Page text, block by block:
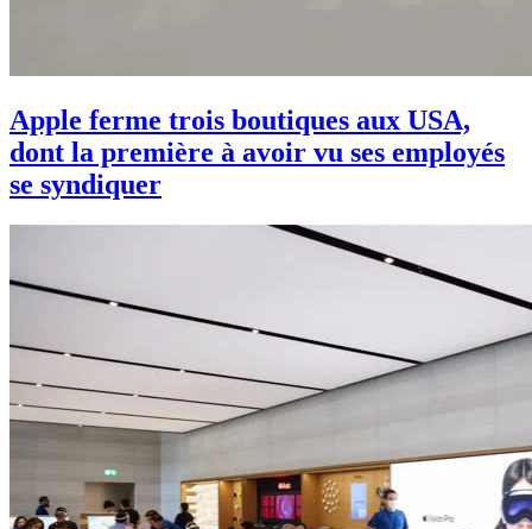
Apple ferme trois boutiques aux USA,
dont la première à avoir vu ses employés
se syndiquer